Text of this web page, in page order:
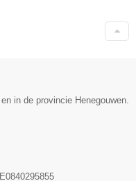
in de provincie Henegouwen.